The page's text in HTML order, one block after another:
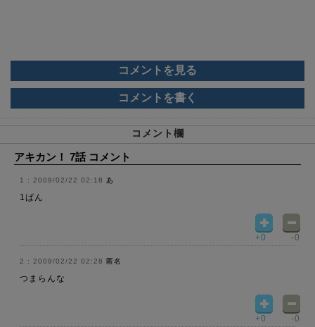
コメントを見る
コメントを書く
コメント欄
アキカン！ 7話 コメント
2009/02/22 02:18 あ
1ばん
+0 -0
2009/02/22 02:28 匿名
つまらんな
+0 -0